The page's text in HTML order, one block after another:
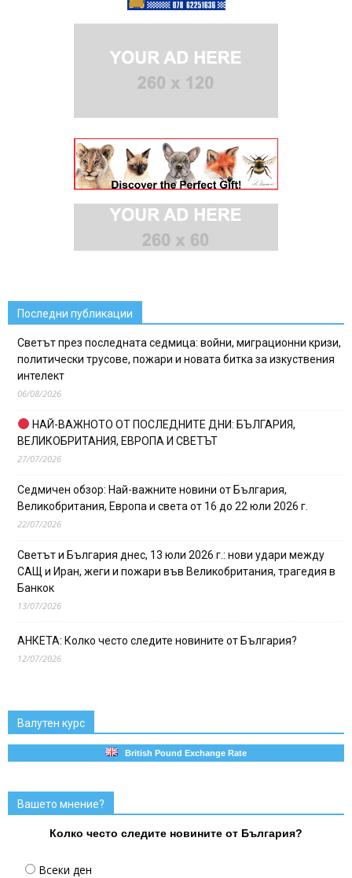
Последни публикации
Светът през последната седмица: войни, миграционни кризи,
политически трусове, пожари и новата битка за изкуствения
интелект
06/08/2026
НАЙ-ВАЖНОТО ОТ ПОСЛЕДНИТЕ ДНИ: БЪЛГАРИЯ,
ВЕЛИКОБРИТАНИЯ, ЕВРОПА И СВЕТЪТ
27/07/2026
Седмичен обзор: Най-важните новини от България,
Великобритания, Европа и света от 16 до 22 юли 2026 г.
22/07/2026
Светът и България днес, 13 юли 2026 г.: нови удари между
САЩ и Иран, жеги и пожари във Великобритания, трагедия в
Банкок
13/07/2026
АНКЕТА: Колко често следите новините от България?
12/07/2026
Валутен курс
British Pound Exchange Rate
Вашето мнение?
Колко често следите новините от България?
Всеки ден